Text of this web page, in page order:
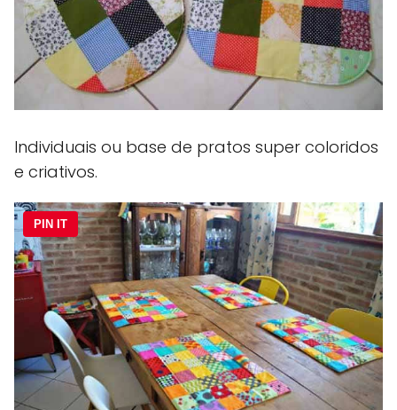
Individuais ou base de pratos super coloridos
e criativos.
PIN IT